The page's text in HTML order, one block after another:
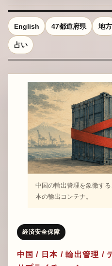
English 47都道府県 地方
占い
中国の輸出管理を象徴す
本の輸出コンテナ。
経済安全保障
中国 / 日本 / 輸出管理 /